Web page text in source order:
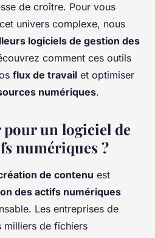
de croître. Pour vous
univers complexe, nous
logiciels de gestion des
comment ces outils
flux de travail et optimiser
numériques.
un logiciel de
numériques ?
de contenu est
des actifs numériques
Les entreprises de
milliers de fichiers